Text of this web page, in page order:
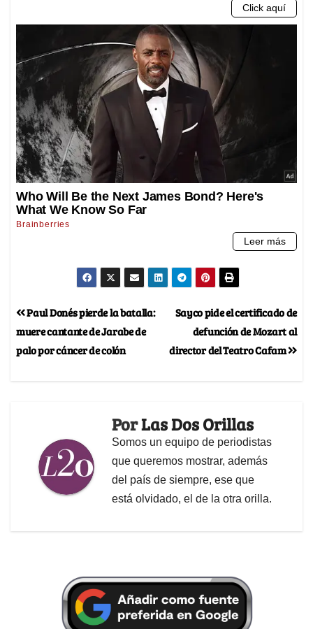
Sayco pide el certificado de
defunción de Mozart al
director del Teatro Cafam
Paul Donés pierde la batalla:
muere cantante de Jarabe de
palo por cáncer de colón
PorLas Dos Orillas
Somos un equipo de periodistas
que queremos mostrar, además
del país de siempre, ese que
está olvidado, el de la otra orilla.